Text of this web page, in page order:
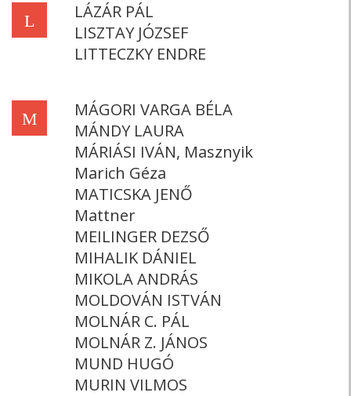
L
LÁZÁR PÁL
LISZTAY JÓZSEF
LITTECZKY ENDRE
M
MÁGORI VARGA BÉLA
MÁNDY LAURA
MÁRIÁSI IVÁN, Masznyik
Marich Géza
MATICSKA JENŐ
Mattner
MEILINGER DEZSŐ
MIHALIK DÁNIEL
MIKOLA ANDRÁS
MOLDOVÁN ISTVÁN
MOLNÁR C. PÁL
MOLNÁR Z. JÁNOS
MUND HUGÓ
MURIN VILMOS